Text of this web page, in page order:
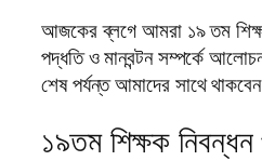
আজকের ব্লগে আমরা ১৯ তম শিক্ষক
পদ্ধতি ও মানবন্টন সম্পর্কে
শেষ পর্যন্ত আমাদের সাথে
১৯তম শিক্ষক নিবন্ধন